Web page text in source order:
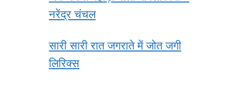
नरेंद्र चंचल
सारी सारी रात जगराते में जोत जगी
लिरिक्स